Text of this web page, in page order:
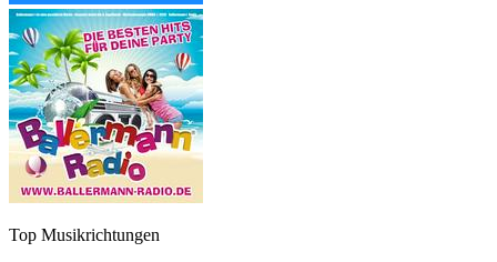
Top Musikrichtungen